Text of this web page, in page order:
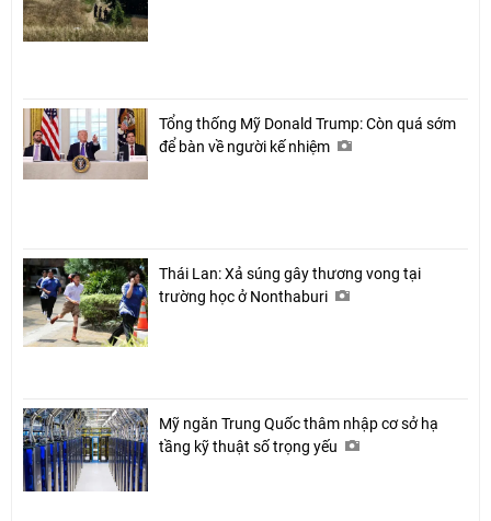
Tổng thống Mỹ Donald Trump: Còn quá sớm
để bàn về người kế nhiệm
Thái Lan: Xả súng gây thương vong tại
trường học ở Nonthaburi
Mỹ ngăn Trung Quốc thâm nhập cơ sở hạ
tầng kỹ thuật số trọng yếu